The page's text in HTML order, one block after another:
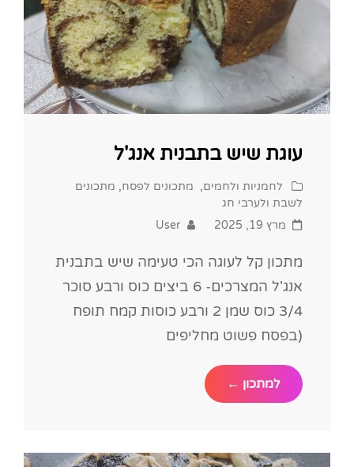
עוגת שיש בתבנית אנג'ל
Cat
Links
לחמניות ולחמים, מתכונים לפסח, מתכונים
לשבת ולערבי חג
Posted
מרץ 19, 2025 User
מתכון קל לעוגה הכי טעימה שיש בתבנית
אנג'ל המצרכים- 6 ביצים כוס ורבע סוכר
3/4 כוס שמן 2 ורבע כוסות קמח תופח
(בפסח פשוט מחליפים
למתכון ← עוגת
שיש